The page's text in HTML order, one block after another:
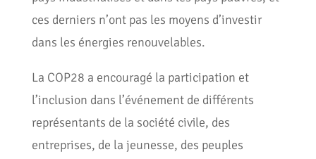
ces derniers n’ont pas les moyens d’investir
dans les énergies renouvelables.
La COP28 a encouragé la participation et
l’inclusion dans l’événement de différents
représentants de la société civile, des
entreprises, de la jeunesse, des peuples